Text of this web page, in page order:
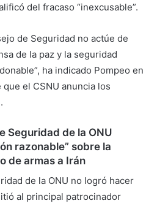
del fracaso “inexcusable”.
de Seguridad no actúe de
de la paz y la seguridad
ha indicado Pompeo en
el CSNU anuncia los
Seguridad de la ONU
razonable” sobre la
de armas a Irán
de la ONU no logró hacer
al principal patrocinador